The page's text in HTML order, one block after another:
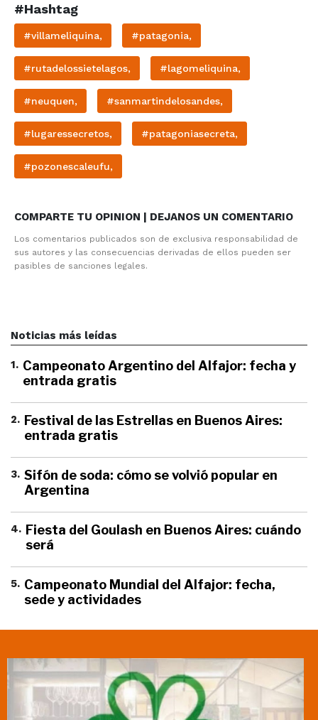
#Hashtag
#villameliquina, #patagonia,
#rutadelossietelagos, #lagomeliquina,
#neuquen, #sanmartindelosandes,
#lugaressecretos, #patagoniasecreta,
#pozonescaleufu,
COMPARTE TU OPINION | DEJANOS UN COMENTARIO
Los comentarios publicados son de exclusiva responsabilidad de
sus autores y las consecuencias derivadas de ellos pueden ser
pasibles de sanciones legales.
Noticias más leídas
1. Campeonato Argentino del Alfajor: fecha y
entrada gratis
2. Festival de las Estrellas en Buenos Aires:
entrada gratis
3. Sifón de soda: cómo se volvió popular en
Argentina
4. Fiesta del Goulash en Buenos Aires: cuándo
será
5. Campeonato Mundial del Alfajor: fecha,
sede y actividades